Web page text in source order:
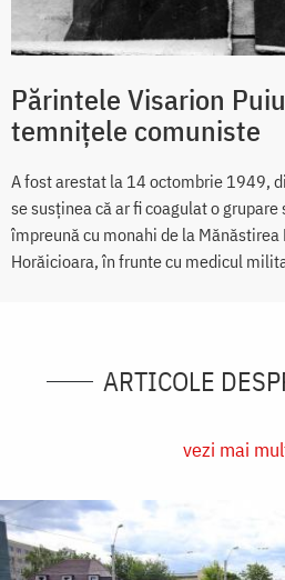
Părintele Visarion
temnițele comuniste
A fost arestat la 14 octombrie 1949,
se susținea că ar fi coagulat o
împreună cu monahi de la
Horăicioara, în frunte cu medicul
ARTICOLE
vezi mai